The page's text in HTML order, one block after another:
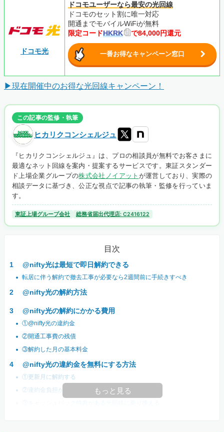
ドコモ光
ドコモユーザーなら最安の光回線
ドコモのセット割に唯一対応
開通までモバイルWiFiが無料
限定コードHKRK で84,000円還元
一番お得なキャンペーン窓口
▶現在開催中のお得な光回線キャンペーン！
この記事の監修・執筆
ヒカリクコンシェルジュ
『ヒカリクコンシェルジュ』は、プロの相談員が無料でお客さまに
最適なネット回線を案内・提案するサービスです。東証スタンダー
ド上場企業グループの株式会社ノイアット が運営しており、実際の
相談データに基づき、公正な視点で記事の執筆・監修を行っていま
す。
東証上場グループ会社 総務省届出代理店: C2416122
目次
@nifty光は最短で即日解約できる
転居に伴う解約で撤去工事が必要なら2週間前に手続きすべき
@nifty光の解約方法
@nifty光の解約にかかる費用
①@nifty光の違約金
②開通工事費の残債
③解約した月の基本料金
@nifty光の違約金を無料にする方法
①更新月に解約する
②違約金負担がある光回線に乗り換える
もっと見る